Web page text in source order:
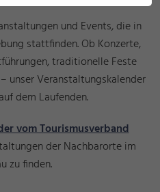
und Events, die in
stattfinden. Ob Konzerte,
traditionelle Feste
unser Veranstaltungskalender
dem Laufenden.
vom Tourismusverband
der Nachbarorte im
zu finden.